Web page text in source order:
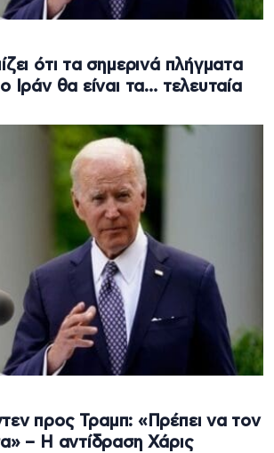
ότι τα σημερινά πλήγματα
Ιράν θα είναι τα… τελευταία
προς Τραμπ: «Πρέπει να τον
– Η αντίδραση Χάρις